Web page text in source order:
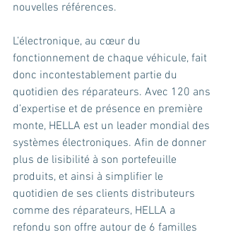
nouvelles références.
L’électronique, au cœur du
fonctionnement de chaque véhicule, fait
donc incontestablement partie du
quotidien des réparateurs. Avec 120 ans
d’expertise et de présence en première
monte, HELLA est un leader mondial des
systèmes électroniques. Afin de donner
plus de lisibilité à son portefeuille
produits, et ainsi à simplifier le
quotidien de ses clients distributeurs
comme des réparateurs, HELLA a
refondu son offre autour de 6 familles